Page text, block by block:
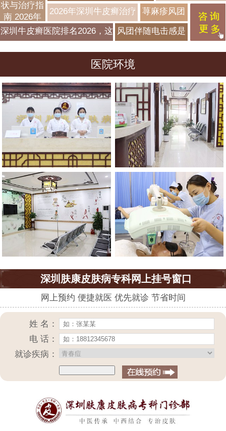
状与治疗指
南 2026年
最新方法
么？面部风团鉴别要点
测：2026年最新三
甲医院看诊攻略，
一周见效
2026年深圳牛皮癣治疗
医院推荐指南
荨麻疹风团
为何会呈现
不同程度的
深圳牛皮癣医院排名2026，这 风团伴随电击感是
吗？特殊类型判断
医院环境
深圳肤康皮肤病专科网上挂号窗口
网上预约 便捷就医 优先就诊 节省时间
姓 名：
电 话：
就诊疾病：